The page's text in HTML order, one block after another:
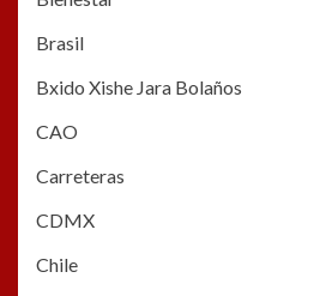
Brasil
Bxido Xishe Jara Bolaños
CAO
Carreteras
CDMX
Chile